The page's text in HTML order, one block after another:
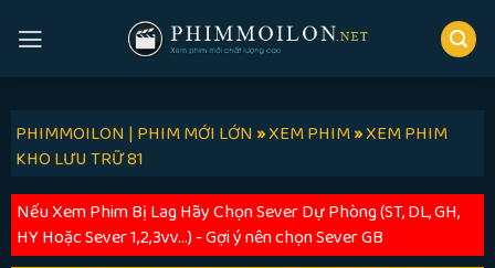
PHIMMOILON | PHIM MỚI LỚN»XEM PHIM»XEM PHIM
KHO LƯU TRỮ 81
Nếu Xem Phim Bị Lag Hãy Chọn Sever Dự Phòng (ST, DL, GH,
HY Hoặc Sever 1,2,3vv...) - Gợi ý nên chọn Sever GB